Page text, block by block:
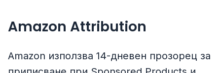
Amazon Attribution
Amazon използва 14-дневен прозорец за